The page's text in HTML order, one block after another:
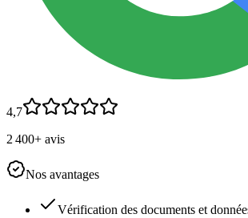
4,7
2 400+ avis
Nos avantages
Vérification des documents et